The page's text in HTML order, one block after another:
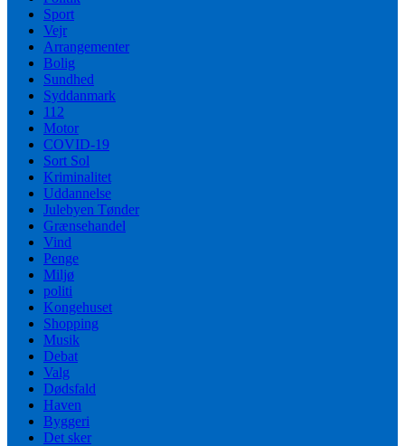
Sport
Vejr
Arrangementer
Bolig
Sundhed
Syddanmark
112
Motor
COVID-19
Sort Sol
Kriminalitet
Uddannelse
Julebyen Tønder
Grænsehandel
Vind
Penge
Miljø
politi
Kongehuset
Shopping
Musik
Debat
Valg
Dødsfald
Haven
Byggeri
Det sker